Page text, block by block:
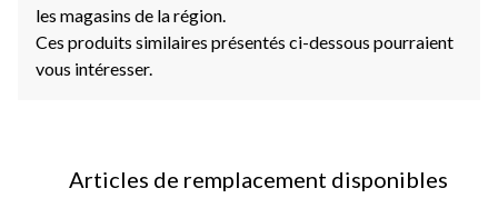
les magasins de la région.
Ces produits similaires présentés ci-dessous pourraient
vous intéresser.
Articles de remplacement disponibles